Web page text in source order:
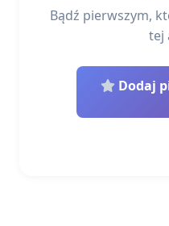
Bądź pierwszym,
tej
Dodaj